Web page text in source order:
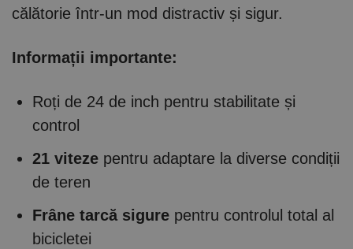
călătorie într-un mod distractiv și sigur.
Informații importante:
Roți de 24 de inch pentru stabilitate și
control
21 viteze pentru adaptare la diverse condiții
de teren
Frâne tarcă sigure pentru controlul total al
bicicletei